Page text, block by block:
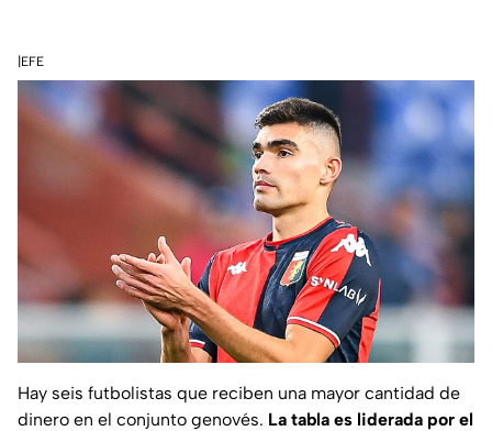
|EFE
Hay seis futbolistas que reciben una mayor cantidad de
dinero en el conjunto genovés. La tabla es liderada por el